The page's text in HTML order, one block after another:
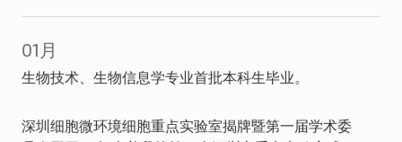
01月
生物技术、生物信息学专业首批本科生毕业。
深圳细胞微环境细胞重点实验室揭牌暨第一届学术委